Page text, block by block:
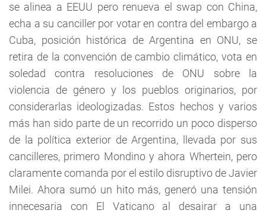
se alinea a EEUU pero renueva el swap con China,
echa a su canciller por votar en contra del embargo a
Cuba, posición histórica de Argentina en ONU, se
retira de la convención de cambio climático, vota en
soledad contra resoluciones de ONU sobre la
violencia de género y los pueblos originarios, por
considerarlas ideologizadas. Estos hechos y varios
más han sido parte de un recorrido un poco disperso
de la política exterior de Argentina, llevada por sus
cancilleres, primero Mondino y ahora Whertein, pero
claramente comanda por el estilo disruptivo de Javier
Milei. Ahora sumó un hito más, generó una tensión
innecesaria con El Vaticano al desairar a una